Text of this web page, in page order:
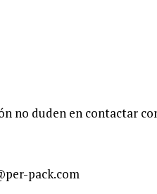
no duden en contactar
pack.com